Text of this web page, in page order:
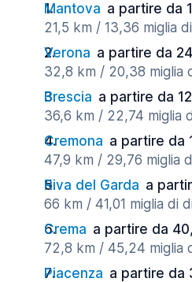
Mantova a partire da
21,5 km / 13,36 miglia
Verona a partire da
32,8 km / 20,38 miglia
Brescia a partire da
36,6 km / 22,74 miglia
Cremona a partire da
47,9 km / 29,76 miglia
Riva del Garda a
66 km / 41,01 miglia di
Crema a partire da
72,8 km / 45,24 miglia
Piacenza a partire da